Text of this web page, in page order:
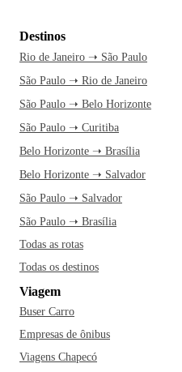
Destinos
Rio de Janeiro ➝ São Paulo
São Paulo ➝ Rio de Janeiro
São Paulo ➝ Belo Horizonte
São Paulo ➝ Curitiba
Belo Horizonte ➝ Brasília
Belo Horizonte ➝ Salvador
São Paulo ➝ Salvador
São Paulo ➝ Brasília
Todas as rotas
Todas os destinos
Viagem
Buser Carro
Empresas de ônibus
Viagens Chapecó